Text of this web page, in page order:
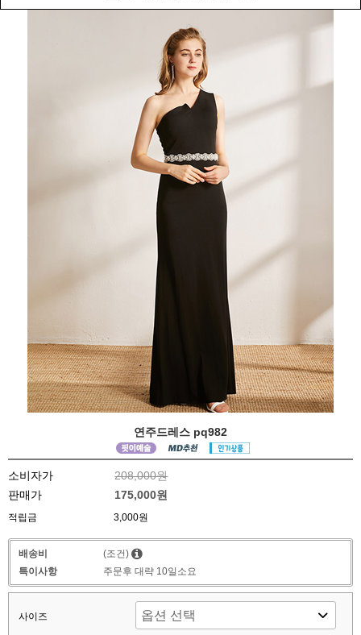
연주드레스 pq982
소비자가
208,000원
판매가
175,000원
적립금 3,000원
배송비
(조건)
특이사항
주문후 대략 10일소요
사이즈